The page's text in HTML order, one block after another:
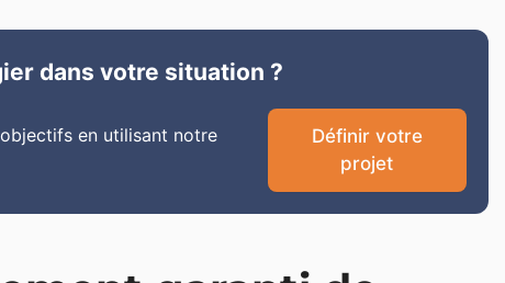
dans votre situation ?
en utilisant notre
Définir votre
projet